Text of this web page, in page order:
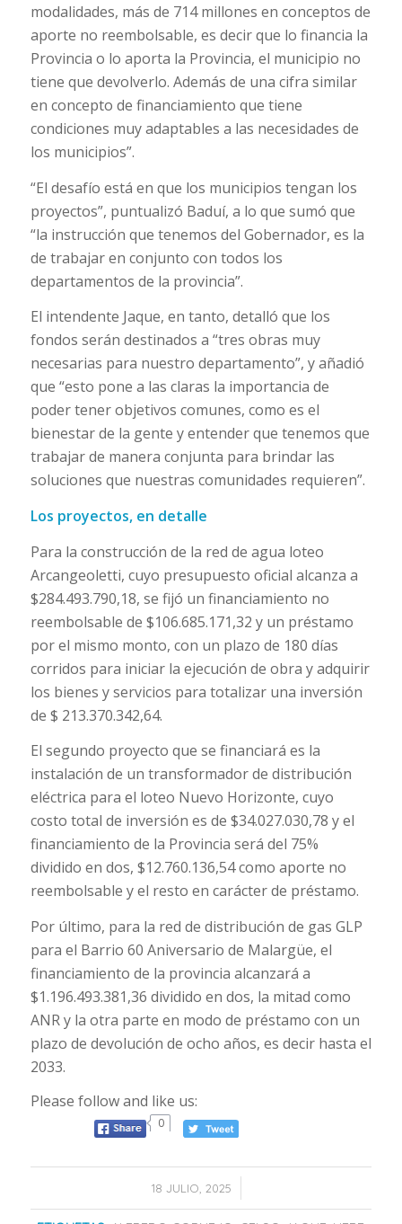
modalidades, más de 714 millones en conceptos de
aporte no reembolsable, es decir que lo financia la
Provincia o lo aporta la Provincia, el municipio no
tiene que devolverlo. Además de una cifra similar
en concepto de financiamiento que tiene
condiciones muy adaptables a las necesidades de
los municipios”.
“El desafío está en que los municipios tengan los
proyectos”, puntualizó Baduí, a lo que sumó que
“la instrucción que tenemos del Gobernador, es la
de trabajar en conjunto con todos los
departamentos de la provincia”.
El intendente Jaque, en tanto, detalló que los
fondos serán destinados a “tres obras muy
necesarias para nuestro departamento”, y añadió
que “esto pone a las claras la importancia de
poder tener objetivos comunes, como es el
bienestar de la gente y entender que tenemos que
trabajar de manera conjunta para brindar las
soluciones que nuestras comunidades requieren”.
Los proyectos, en detalle
Para la construcción de la red de agua loteo
Arcangeoletti, cuyo presupuesto oficial alcanza a
$284.493.790,18, se fijó un financiamiento no
reembolsable de $106.685.171,32 y un préstamo
por el mismo monto, con un plazo de 180 días
corridos para iniciar la ejecución de obra y adquirir
los bienes y servicios para totalizar una inversión
de $ 213.370.342,64.
El segundo proyecto que se financiará es la
instalación de un transformador de distribución
eléctrica para el loteo Nuevo Horizonte, cuyo
costo total de inversión es de $34.027.030,78 y el
financiamiento de la Provincia será del 75%
dividido en dos, $12.760.136,54 como aporte no
reembolsable y el resto en carácter de préstamo.
Por último, para la red de distribución de gas GLP
para el Barrio 60 Aniversario de Malargüe, el
financiamiento de la provincia alcanzará a
$1.196.493.381,36 dividido en dos, la mitad como
ANR y la otra parte en modo de préstamo con un
plazo de devolución de ocho años, es decir hasta el
2033.
Please follow and like us:
0
18 JULIO, 2025